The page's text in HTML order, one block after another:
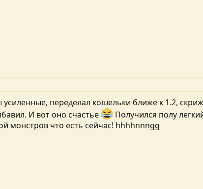
усиленные, переделал кошельки ближе к 1.2,
И вот оно счастье
Получился полу
монстров что есть сейчас! hhhhnnngg